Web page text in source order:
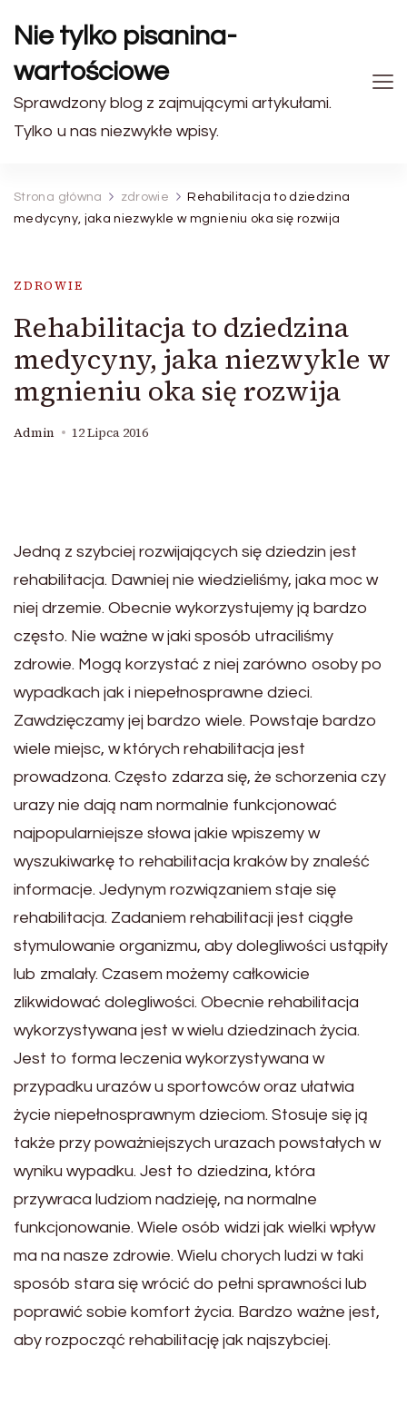
Nie tylko pisanina-
wartościowe
Sprawdzony blog z zajmującymi artykułami.
Tylko u nas niezwykłe wpisy.
Strona główna zdrowie
Rehabilitacja to dziedzina
medycyny, jaka niezwykle w mgnieniu oka się rozwija
ZDROWIE
Rehabilitacja to dziedzina
medycyny, jaka niezwykle w
mgnieniu oka się rozwija
Admin 12 Lipca 2016
Jedną z szybciej rozwijających się dziedzin jest
rehabilitacja. Dawniej nie wiedzieliśmy, jaka moc w
niej drzemie. Obecnie wykorzystujemy ją bardzo
często. Nie ważne w jaki sposób utraciliśmy
zdrowie. Mogą korzystać z niej zarówno osoby po
wypadkach jak i niepełnosprawne dzieci.
Zawdzięczamy jej bardzo wiele. Powstaje bardzo
wiele miejsc, w których rehabilitacja jest
prowadzona. Często zdarza się, że schorzenia czy
urazy nie dają nam normalnie funkcjonować
najpopularniejsze słowa jakie wpiszemy w
wyszukiwarkę to rehabilitacja kraków by znaleść
informacje. Jedynym rozwiązaniem staje się
rehabilitacja. Zadaniem rehabilitacji jest ciągłe
stymulowanie organizmu, aby dolegliwości ustąpiły
lub zmalały. Czasem możemy całkowicie
zlikwidować dolegliwości. Obecnie rehabilitacja
wykorzystywana jest w wielu dziedzinach życia.
Jest to forma leczenia wykorzystywana w
przypadku urazów u sportowców oraz ułatwia
życie niepełnosprawnym dzieciom. Stosuje się ją
także przy poważniejszych urazach powstałych w
wyniku wypadku. Jest to dziedzina, która
przywraca ludziom nadzieję, na normalne
funkcjonowanie. Wiele osób widzi jak wielki wpływ
ma na nasze zdrowie. Wielu chorych ludzi w taki
sposób stara się wrócić do pełni sprawności lub
poprawić sobie komfort życia. Bardzo ważne jest,
aby rozpocząć rehabilitację jak najszybciej.